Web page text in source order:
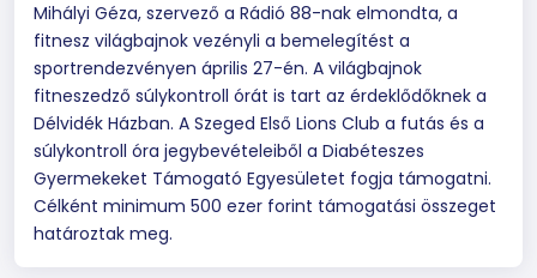
Mihályi Géza, szervező a Rádió 88-nak elmondta, a
fitnesz világbajnok vezényli a bemelegítést a
sportrendezvényen április 27-én. A világbajnok
fitneszedző súlykontroll órát is tart az érdeklődőknek a
Délvidék Házban. A Szeged Első Lions Club a futás és a
súlykontroll óra jegybevételeiből a Diabéteszes
Gyermekeket Támogató Egyesületet fogja támogatni.
Célként minimum 500 ezer forint támogatási összeget
határoztak meg.